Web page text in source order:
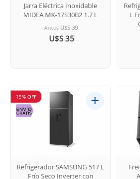
Jarra Eléctrica Inoxidable
MIDEA MK-17S30B2 1.7 L
Antes U$S 39
U$S 35
L
19% OFF
Refrigerador SAMSUNG 517 L
Frío Seco Inverter con